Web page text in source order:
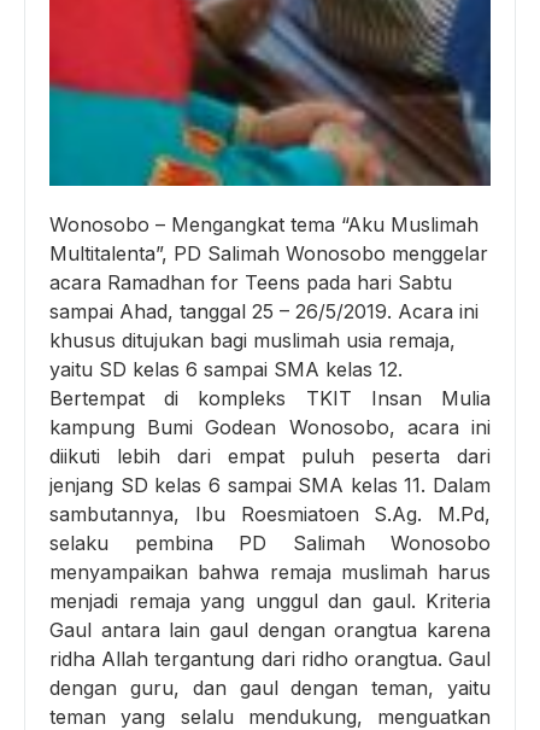
Wonosobo – Mengangkat tema “Aku Muslimah
Multitalenta”, PD Salimah Wonosobo menggelar
acara Ramadhan for Teens pada hari Sabtu
sampai Ahad, tanggal 25 – 26/5/2019. Acara ini
khusus ditujukan bagi muslimah usia remaja,
yaitu SD kelas 6 sampai SMA kelas 12.
Bertempat di kompleks TKIT Insan Mulia
kampung Bumi Godean Wonosobo, acara ini
diikuti lebih dari empat puluh peserta dari
jenjang SD kelas 6 sampai SMA kelas 11. Dalam
sambutannya, Ibu Roesmiatoen S.Ag. M.Pd,
selaku pembina PD Salimah Wonosobo
menyampaikan bahwa remaja muslimah harus
menjadi remaja yang unggul dan gaul. Kriteria
Gaul antara lain gaul dengan orangtua karena
ridha Allah tergantung dari ridho orangtua. Gaul
dengan guru, dan gaul dengan teman, yaitu
teman yang selalu mendukung, menguatkan